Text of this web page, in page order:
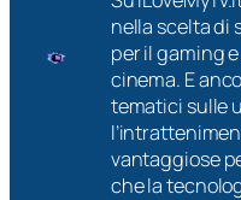
nella scelta di
per il gaming
cinema. E
tematici sulle
vantaggiose
che la